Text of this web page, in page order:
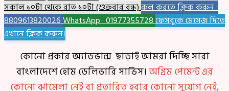
সকাল ১০টা থেকে রাত ১০টা (শুক্রবার বন্ধ)কল করতে ক্লিক করুন :
8809613820026WhatsApp : 01977355728ফেসবুকে মেসেজ দিতে
এখানে ক্লিক করুন।
কোনো প্রকার অ্যাডভান্স ছাড়াই আমরা দিচ্ছি সারা
বাংলাদেশে হোম ডেলিভারি সার্ভিস।অগ্রিম পেমেন্ট এর
কোনো ঝামেলা নেই বা প্রতারিত হবার কোনো সুযোগ নেই,